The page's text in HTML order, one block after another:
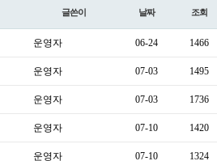
글쓴이 날짜 조회
운영자 06-24 1466
운영자 07-03 1495
운영자 07-03 1736
운영자 07-10 1420
운영자 07-10 1324